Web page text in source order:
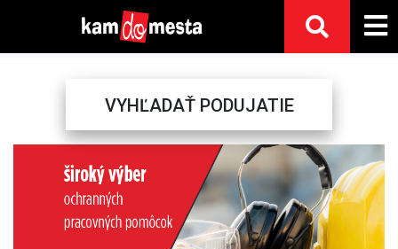
VYHĽADAŤ PODUJATIE
Next